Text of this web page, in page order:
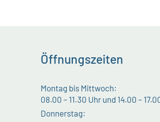
Öffnungszeiten
Montag bis Mittwoch:
08.00 – 11.30 Uhr und 14.00 –
Donnerstag: